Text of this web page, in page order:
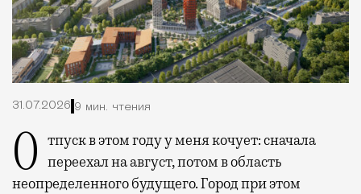
31.07.2026 9 мин. чтения
Отпуск в этом году у меня кочует: сначала переехал на август, потом в область
неопределенного будущего. Город при этом